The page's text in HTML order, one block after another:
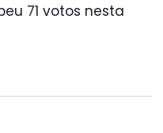
71 votos nesta